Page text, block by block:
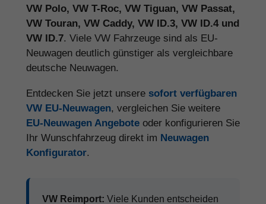
VW Polo, VW T-Roc, VW Tiguan, VW Passat,
VW Touran, VW Caddy, VW ID.3, VW ID.4 und
VW ID.7. Viele VW Fahrzeuge sind als EU-
Neuwagen deutlich günstiger als vergleichbare
deutsche Neuwagen.
Entdecken Sie jetzt unsere sofort verfügbaren
VW EU-Neuwagen, vergleichen Sie weitere
EU-Neuwagen Angebote oder konfigurieren Sie
Ihr Wunschfahrzeug direkt im Neuwagen
Konfigurator.
VW Reimport: Viele Kunden entscheiden